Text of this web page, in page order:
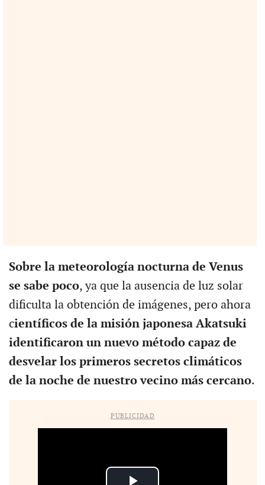
Sobre la meteorología nocturna de Venus
se sabe poco, ya que la ausencia de luz solar
dificulta la obtención de imágenes, pero ahora
científicos de la misión japonesa Akatsuki
identificaron un nuevo método capaz de
desvelar los primeros secretos climáticos
de la noche de nuestro vecino más cercano.
PUBLICIDAD